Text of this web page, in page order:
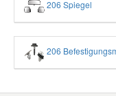
206 Spiegel
206